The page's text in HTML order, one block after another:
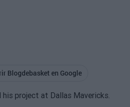
section
Blogdebasket en Google